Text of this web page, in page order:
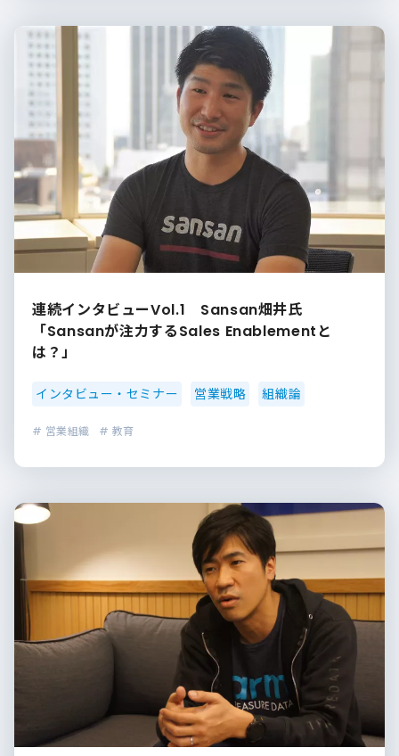
連続インタビューVol.1 Sansan畑井氏
「Sansanが注力するSales Enablementと
は？」
インタビュー・セミナー 営業戦略 組織論
# 営業組織 # 教育